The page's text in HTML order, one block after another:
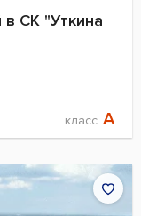
СК "Уткина
класс A